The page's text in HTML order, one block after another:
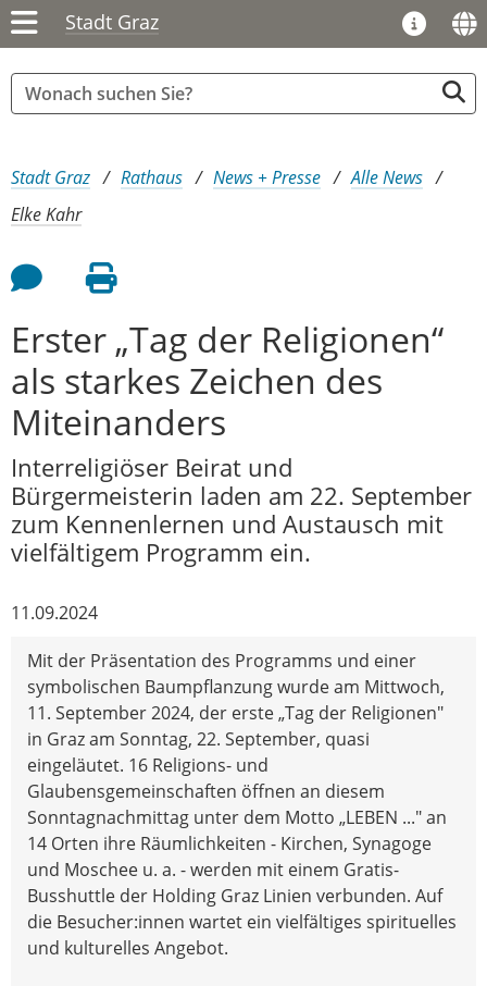
Stadt Graz
Sie sind hier:
Stadt Graz Rathaus News + Presse
Alle News
Elke Kahr
Feedback an Autor
Seite drucken
Erster „Tag der Religionen“
als starkes Zeichen des
Miteinanders
Interreligiöser Beirat und
Bürgermeisterin laden am 22. September
zum Kennenlernen und Austausch mit
vielfältigem Programm ein.
11.09.2024
Mit der Präsentation des Programms und einer
symbolischen Baumpflanzung wurde am Mittwoch,
11. September 2024, der erste „Tag der Religionen"
in Graz am Sonntag, 22. September, quasi
eingeläutet. 16 Religions- und
Glaubensgemeinschaften öffnen an diesem
Sonntagnachmittag unter dem Motto „LEBEN ..." an
14 Orten ihre Räumlichkeiten - Kirchen, Synagoge
und Moschee u. a. - werden mit einem Gratis-
Busshuttle der Holding Graz Linien verbunden. Auf
die Besucher:innen wartet ein vielfältiges spirituelles
und kulturelles Angebot.